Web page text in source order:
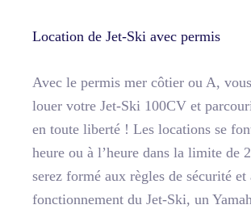
Location de Jet-Ski avec permis
Avec le permis mer côtier ou A,
louer votre Jet-Ski 100CV et
en toute liberté ! Les locations se
heure ou à l’heure dans la limite de
serez formé aux règles de sécurité et
fonctionnement du Jet-Ski, un